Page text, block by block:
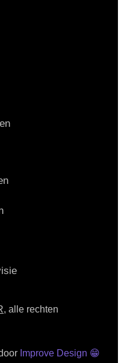
, alle rechten
Improve Design 😁